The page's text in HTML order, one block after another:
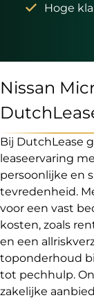
Nissan
Bij DutchLease
leaseervaring
persoonlijke en
tevredenheid.
voor een vast
kosten, zoals
en een
toponderhoud
tot pechhulp.
zakelijke
Hoge